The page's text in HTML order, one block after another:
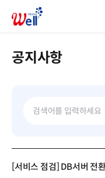
공지사항
[서비스 점검] DB서버 전